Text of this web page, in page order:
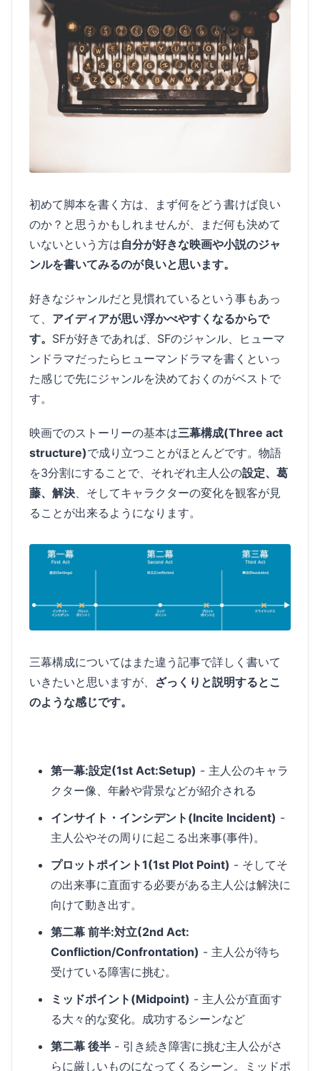
初めて脚本を書く方は、まず何をどう書けば良い
のか？と思うかもしれませんが、まだ何も決めて
いないという方は自分が好きな映画や小説のジャ
ンルを書いてみるのが良いと思います。
好きなジャンルだと見慣れているという事もあっ
て、 アイディアが思い浮かべやすくなるからで
す。 SFが好きであれば、SFのジャンル、ヒューマ
ンドラマだったらヒューマンドラマを書くといっ
た感じで先にジャンルを決めておくのがベストで
す。
映画でのストーリーの基本は三幕構成(Three act
structure)で成り立つことがほとんどです。物語
を3分割にすることで、それぞれ主人公の設定、葛
藤、解決、そしてキャラクターの変化を観客が見
ることが出来るようになります。
三幕構成についてはまた違う記事で詳しく書いて
いきたいと思いますが、 ざっくりと説明するとこ
のような感じです。
第一幕:設定(1st Act:Setup) - 主人公のキャラ
クター像、年齢や背景などが紹介される
インサイト・インシデント(Incite Incident) -
主人公やその周りに起こる出来事(事件)。
プロットポイント1(1st Plot Point) - そしてそ
の出来事に直面する必要がある主人公は解決に
向けて動き出す。
第二幕 前半:対立(2nd Act:
Confliction/Confrontation) - 主人公が待ち
受けている障害に挑む。
ミッドポイント(Midpoint) - 主人公が直面す
る大々的な変化。成功するシーンなど
第二幕 後半 - 引き続き障害に挑む主人公がさ
らに厳しいものになってくるシーン。ミッドポ